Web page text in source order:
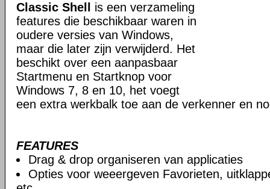
Classic Shell
is een verzameling
features die beschikbaar waren in
oudere versies van Windows,
maar die later zijn verwijderd. Het
beschikt over een aanpasbaar
Startmenu en Startknop voor
Windows 7, 8 en 10, het voegt
een extra werkbalk toe aan de verkenner en
FEATURES
Drag & drop organiseren van applicaties
Opties voor weeergeven Favorieten,